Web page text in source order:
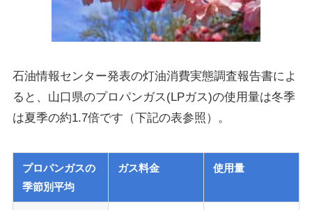
石油情報センター発表の灯油消費実態調査報告書によ
ると、山口県のプロパンガス(LPガス)の使用量は冬季
は夏季の約1.7倍です（下記の表参照）。
プロパンガスの
季節別平均
ガス料金 使用量